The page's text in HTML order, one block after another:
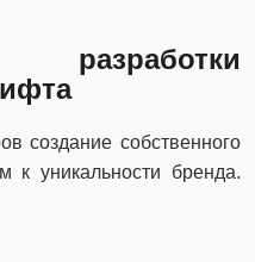
создание собственного
к уникальности бренда.